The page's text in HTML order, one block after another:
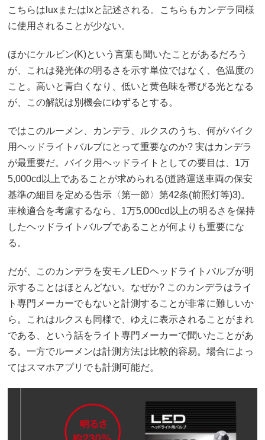
こちらはluxまたはlxと記述される。こちらもカンデラ同様
に使用されることが少ない。
ほかにケルビン(K)という言葉も聞いたことがあるだろう
が、これは発光体の明るさを示す単位ではなく、色温度の
こと。高いと青白くなり、低いと黄色味を帯びる光となる
が、この解説は別機会にゆずるとする。
ではこのルーメン、カンデラ、ルクスのうち、何がバイク
用ヘッドライトバルブにとって重要なのか? 実はカンデラ
が最重要だ。バイク用ヘッドライトとしての要目は、1万
5,000cd以上であることが求められる(道路運送車両の保安
基準の細目を定める告示〈第一節〉第42条(前照灯等)3)。
車検適合を考慮するなら、1万5,000cd以上の明るさを保持
したヘッドライトバルブであることが何よりも重要にな
る。
だが、このカンデラを安モノLEDヘッドライトバルブが明
示することはほとんどない。なぜか? このカンデラはライ
ト専門メーカーでもないと計測することが非常に難しいか
ら。これはルクスも同様で、ゆえに表示されることがまれ
である、という話をライト専門メーカーで聞いたことがあ
る。一方でルーメンは計測方法は比較的容易。場合によっ
てはスマホアプリでも計測可能だ。